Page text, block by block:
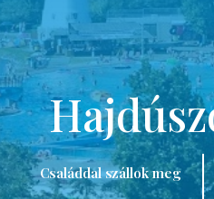
Családdal szállok meg